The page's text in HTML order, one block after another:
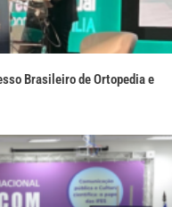
Brasileiro de Ortopedia e